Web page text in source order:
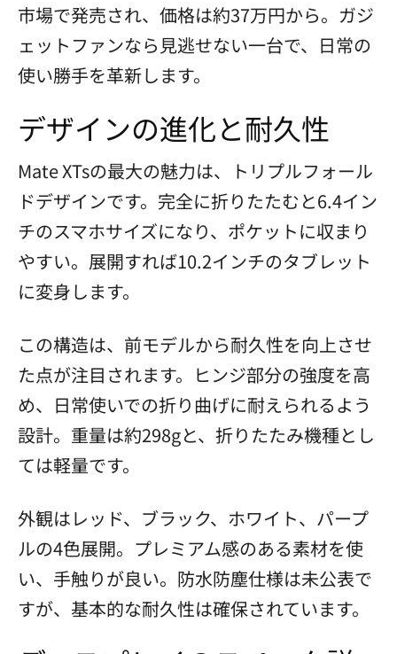
市場で発売され、価格は約37万円から。ガジ
ェットファンなら見逃せない一台で、日常の
使い勝手を革新します。
デザインの進化と耐久性
Mate XTsの最大の魅力は、トリプルフォール
ドデザインです。完全に折りたたむと6.4イン
チのスマホサイズになり、ポケットに収まり
やすい。展開すれば10.2インチのタブレット
に変身します。
この構造は、前モデルから耐久性を向上させ
た点が注目されます。ヒンジ部分の強度を高
め、日常使いでの折り曲げに耐えられるよう
設計。重量は約298gと、折りたたみ機種とし
ては軽量です。
外観はレッド、ブラック、ホワイト、パープ
ルの4色展開。プレミアム感のある素材を使
い、手触りが良い。防水防塵仕様は未公表で
すが、基本的な耐久性は確保されています。